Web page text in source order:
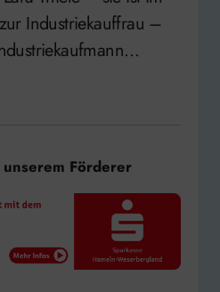
Industriekauffrau –
Förderer